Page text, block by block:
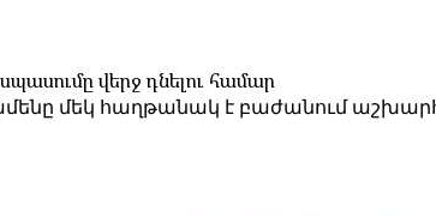
վերջ դնելու համար
մեկ հաղթանակ է բաժանում